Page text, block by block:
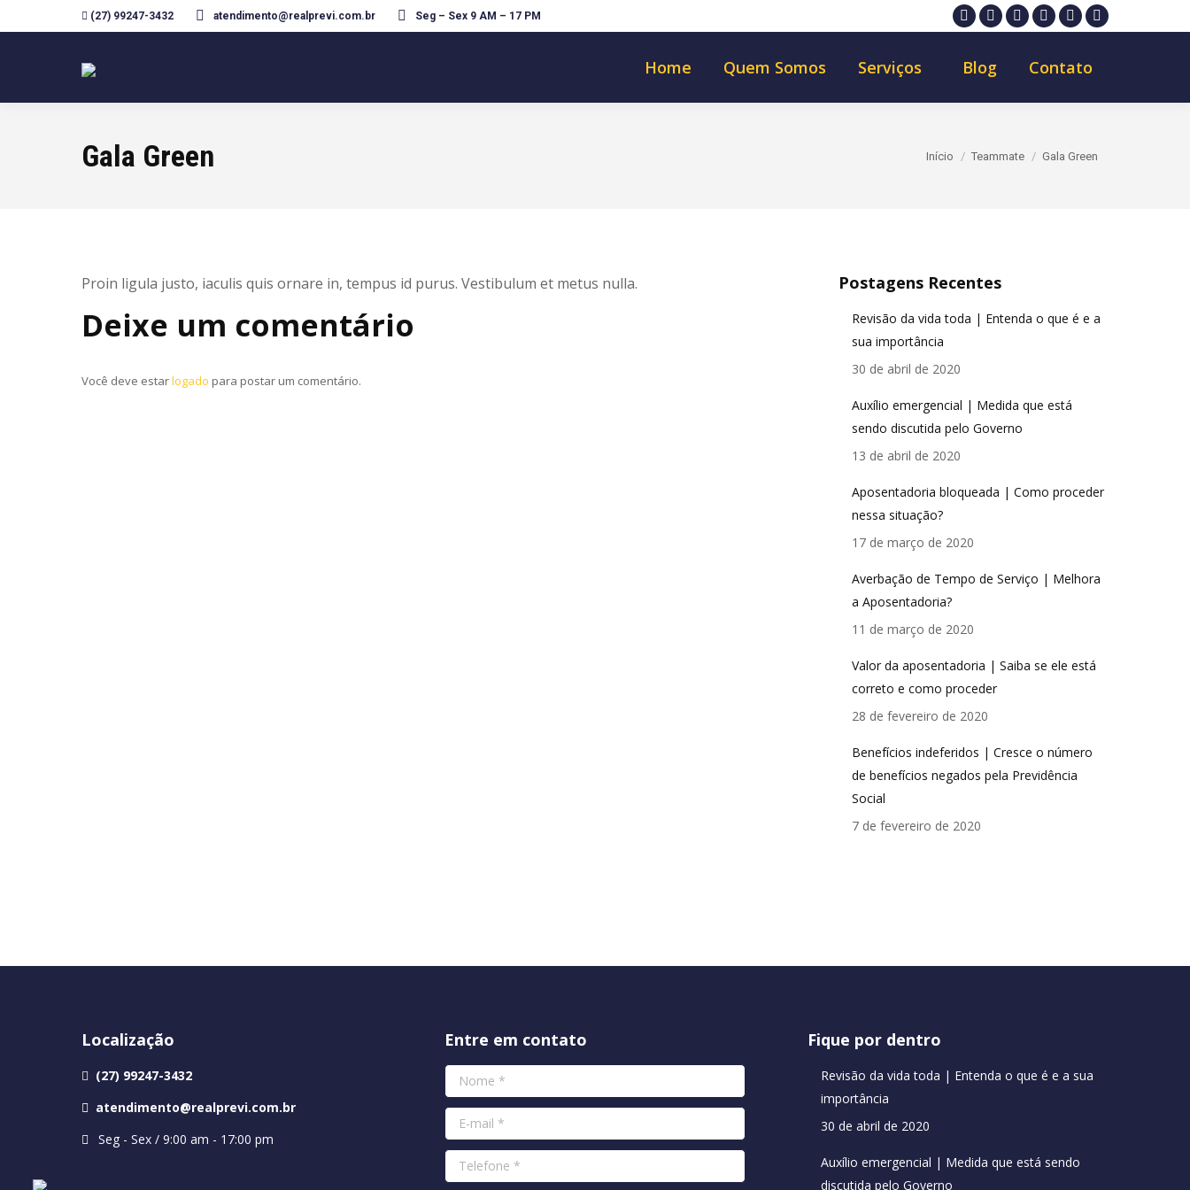
(27) 99247-3432 atendimento@realprevi.com.br Seg – Sex 9 AM – 17 PM
Facebook
opens
X
opens
Pinterest
opens
YouTube
opens
Instagram
opens
Blogger
Home Quem Somos Serviços Blog Contato
Gala Green Você está aqui:
Início Teammate Gala Green
Proin ligula justo, iaculis quis ornare in, tempus id purus. Vestibulum et metus nulla.
Deixe um comentário
Você deve estarlogado para postar um comentário.
Postagens Recentes
Revisão da vida toda | Entenda o que é e a
sua importância
30 de abril de 2020
Auxílio emergencial | Medida que está
sendo discutida pelo Governo
13 de abril de 2020
Aposentadoria bloqueada | Como proceder
nessa situação?
17 de março de 2020
Averbação de Tempo de Serviço | Melhora
a Aposentadoria?
11 de março de 2020
Valor da aposentadoria | Saiba se ele está
correto e como proceder
28 de fevereiro de 2020
Benefícios indeferidos | Cresce o número
de benefícios negados pela Previdência
Social
7 de fevereiro de 2020
Localização
(27) 99247-3432
atendimento@realprevi.com.br
Seg - Sex / 9:00 am - 17:00 pm
Entre em contato Fique por dentro
Revisão da vida toda | Entenda o que é e a sua
importância
30 de abril de 2020
Auxílio emergencial | Medida que está sendo
discutida pelo Governo